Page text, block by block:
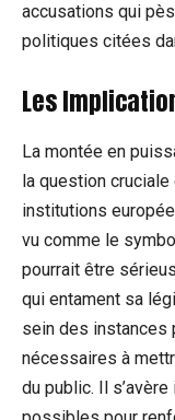
accusations qui
politiques citées
Les
La montée en
la question
institutions
vu comme le
pourrait être
qui entament sa
sein des instances
nécessaires à
du public. Il